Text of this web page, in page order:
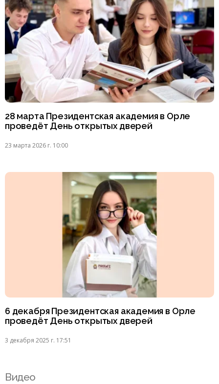
28 марта Президентская академия в Орле
проведёт День открытых дверей
23 марта 2026 г. 10:00
6 декабря Президентская академия в Орле
проведёт День открытых дверей
3 декабря 2025 г. 17:51
Видео